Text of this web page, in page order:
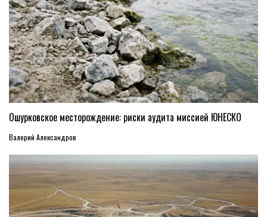
Ошурковское месторождение: риски аудита миссией ЮНЕСКО
Валерий Александров